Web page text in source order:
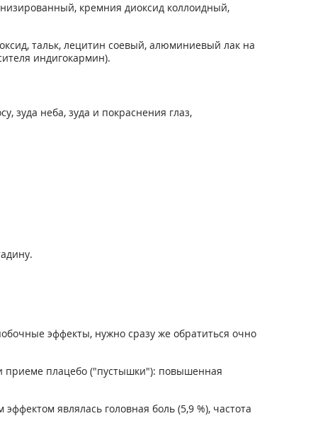
кремния диоксид коллоидный,
тальк, лецитин соевый, алюминиевый лак на
индигокармин).
зуда неба, зуда и покраснения глаз,
эффекты, нужно сразу же обратиться очно
приеме плацебо ("пустышки"): повышенная
являлась головная боль (5,9 %), частота